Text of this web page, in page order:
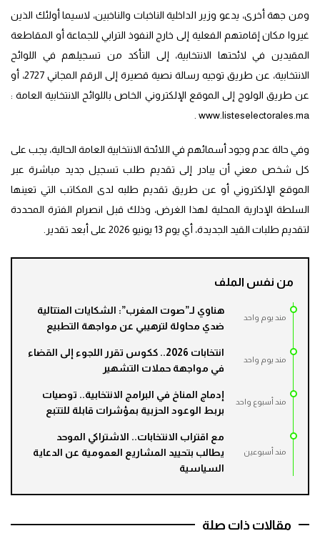
ومن جهة أخرى، يدعو وزير الداخلية الناخبات والناخبين، لاسيما أولئك الذين
غيروا مكان إقامتهم الفعلية إلى خارج النفوذ الترابي للجماعة أو المقاطعة
المقيدين في لائحتها الانتخابية، إلى التأكد من تسجيلهم في اللوائح
الانتخابية، عن طريق توجيه رسالة نصية قصيرة إلى الرقم المجاني 2727، أو
عن طريق الولوج إلى الموقع الإلكتروني الخاص باللوائح الانتخابية العامة :
www.listeselectorales.ma .
وفي حالة عدم وجود أسمائهم في اللائحة الانتخابية العامة الحالية، يجب على
كل شخص معني أن يبادر إلى تقديم طلب تسجيل جديد مباشرة عبر
الموقع الإلكتروني أو عن طريق تقديم طلبه لدى المكاتب التي تعينها
السلطة الإدارية المحلية لهذا الغرض، وذلك قبل انصرام الفترة المحددة
لتقديم طلبات القيد الجديدة، أي يوم 13 يونيو 2026 على أبعد تقدير.
من نفس الملف
مند يوم واحد
هناوي لـ”صوت المغرب”: الشكايات المتتالية
ضدي محاولة لترهيبي عن مواجهة التطبيع
مند يوم واحد
انتخابات 2026.. ككوس تقرر اللجوء إلى القضاء
في مواجهة حملات التشهير
مند أسبوع واحد
إدماج المناخ في البرامج الانتخابية.. توصيات
بربط الوعود الحزبية بمؤشرات قابلة للتتبع
مند أسبوعين
مع اقتراب الانتخابات.. الاشتراكي الموحد
يطالب بتحييد المشاريع العمومية عن الدعاية
السياسية
مقالات ذات صلة